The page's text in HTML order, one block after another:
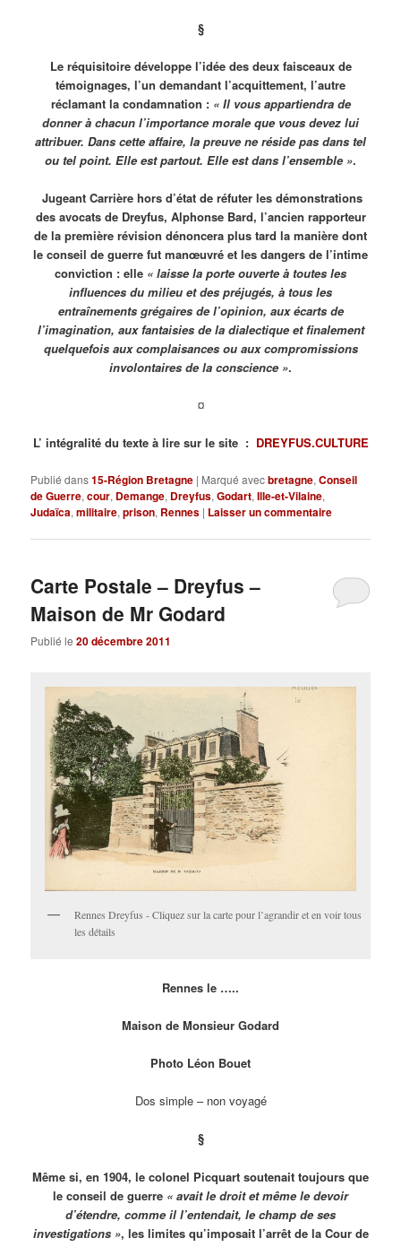
§
Le réquisitoire développe l’idée des deux faisceaux de
témoignages, l’un demandant l’acquittement, l’autre
réclamant la condamnation : « Il vous appartiendra de
donner à chacun l’importance morale que vous devez lui
attribuer. Dans cette affaire, la preuve ne réside pas dans tel
ou tel point. Elle est partout. Elle est dans l’ensemble ».
Jugeant Carrière hors d’état de réfuter les démonstrations
des avocats de Dreyfus, Alphonse Bard, l’ancien rapporteur
de la première révision dénoncera plus tard la manière dont
le conseil de guerre fut manœuvré et les dangers de l’intime
conviction : elle « laisse la porte ouverte à toutes les
influences du milieu et des préjugés, à tous les
entraînements grégaires de l’opinion, aux écarts de
l’imagination, aux fantaisies de la dialectique et finalement
quelquefois aux complaisances ou aux compromissions
involontaires de la conscience ».
¤
L’ intégralité du texte à lire sur le site : DREYFUS.CULTURE
Publié dans15-Région Bretagne | Marqué avecbretagne,Conseil
de Guerre,cour, Demange, Dreyfus,Godart,Ille-et-Vilaine,
Judaïca,militaire,prison, Rennes | Laisser un commentaire
Carte Postale – Dreyfus –
Maison de Mr Godard
Publié le20 décembre 2011
Rennes Dreyfus - Cliquez sur la carte pour l’agrandir et en voir tous
les détails
Rennes le …..
Maison de Monsieur Godard
Photo Léon Bouet
Dos simple – non voyagé
§
Même si, en 1904, le colonel Picquart soutenait toujours que
le conseil de guerre « avait le droit et même le devoir
d’étendre, comme il l’entendait, le champ de ses
investigations », les limites qu’imposait l’arrêt de la Cour de